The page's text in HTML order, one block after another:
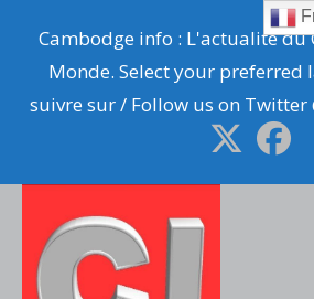
content
Cambodge info : L'actualité du
Monde. Select your preferred
suivre sur / Follow us on Twitter